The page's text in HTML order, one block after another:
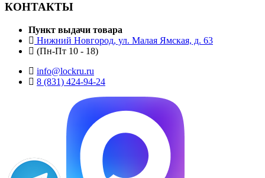
КОНТАКТЫ
Пункт выдачи товара
Нижний Новгород, ул. Малая Ямская, д. 63
(Пн-Пт 10 - 18)
info@lockru.ru
8 (831) 424-94-24